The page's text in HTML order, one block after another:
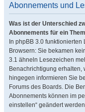
Abonnements und
Was ist der Unterschied
Abonnements für ein
In phpBB 3.0
Browsern: Sie bekamen
3.1 ähneln Lesezeichen
Benachrichtigung erhalten,
hingegen informieren Sie
Forums des Boards. Die
Abonnements können im
einstellen“ geändert